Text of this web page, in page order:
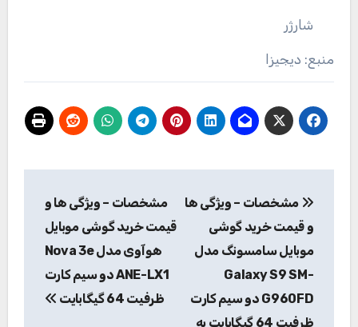
شارژر
منبع: دیجیزا
نوشته
مشخصات – ویژگی ها
و قیمت خرید گوشی
موبایل سامسونگ مدل
Galaxy S9 SM-
G960FD دو سیم کارت
ظرفیت 64 گیگابایت به
مشخصات – ویژگی ها و
قیمت خرید گوشی موبایل
هوآوی مدل Nova 3e
ANE-LX1 دو سیم کارت
ظرفیت 64 گیگابایت